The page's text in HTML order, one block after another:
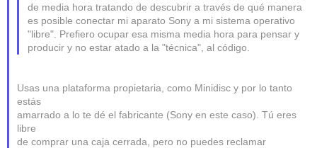
de media hora tratando de descubrir a través de qué manera
es posible conectar mi aparato Sony a mi sistema operativo
"libre". Prefiero ocupar esa misma media hora para pensar y
producir y no estar atado a la "técnica", al código.
Usas una plataforma propietaria, como Minidisc y por lo tanto
estás
amarrado a lo te dé el fabricante (Sony en este caso). Tú eres
libre
de comprar una caja cerrada, pero no puedes reclamar